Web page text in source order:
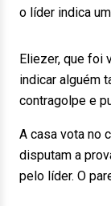
o líder indica
Eliezer, que foi
indicar alguém
contragolpe e
A casa vota no
disputam a
pelo líder. O